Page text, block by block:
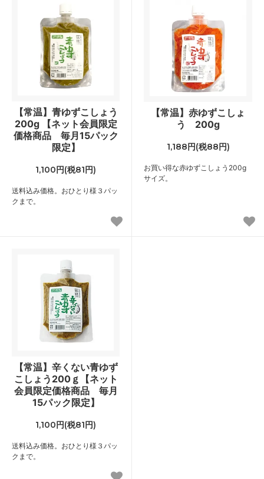
【常温】青ゆずこしょう
200g 【ネット会員限定
価格商品 毎月15パック
限定】
1,100円(税81円)
送料込み価格。おひとり様３パッ
クまで。
【常温】赤ゆずこしょ
う 200g
1,188円(税88円)
お買い得な赤ゆずこしょう200g
サイズ。
【常温】辛くない青ゆず
こしょう200ｇ【ネット
会員限定価格商品 毎月
15パック限定】
1,100円(税81円)
送料込み価格。おひとり様３パッ
クまで。